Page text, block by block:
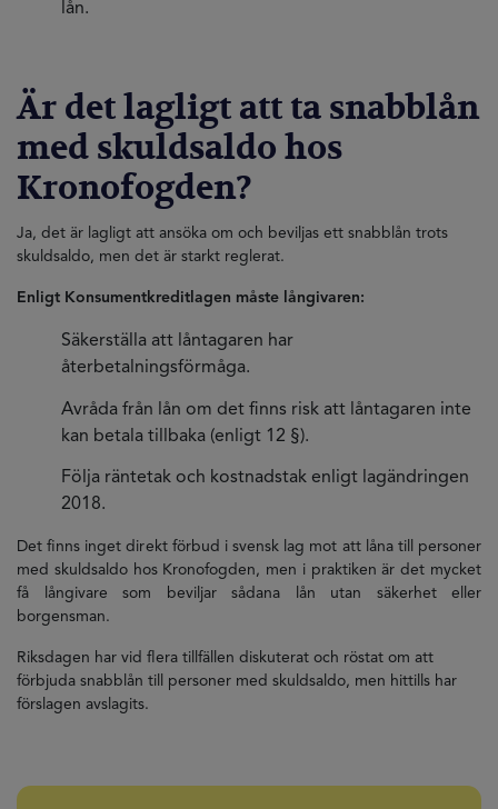
lån.
Är det lagligt att ta snabblån
med skuldsaldo hos
Kronofogden?
Ja, det är lagligt att ansöka om och beviljas ett snabblån trots
skuldsaldo, men det är starkt reglerat.
Enligt Konsumentkreditlagen måste långivaren:
Säkerställa att låntagaren har
återbetalningsförmåga.
Avråda från lån om det finns risk att låntagaren inte
kan betala tillbaka (enligt 12 §).
Följa räntetak och kostnadstak enligt lagändringen
2018.
Det finns inget direkt förbud i svensk lag mot att låna till personer
med skuldsaldo hos Kronofogden, men i praktiken är det mycket
få långivare som beviljar sådana lån utan säkerhet eller
borgensman.
Riksdagen har vid flera tillfällen diskuterat och röstat om att
förbjuda snabblån till personer med skuldsaldo, men hittills har
förslagen avslagits.